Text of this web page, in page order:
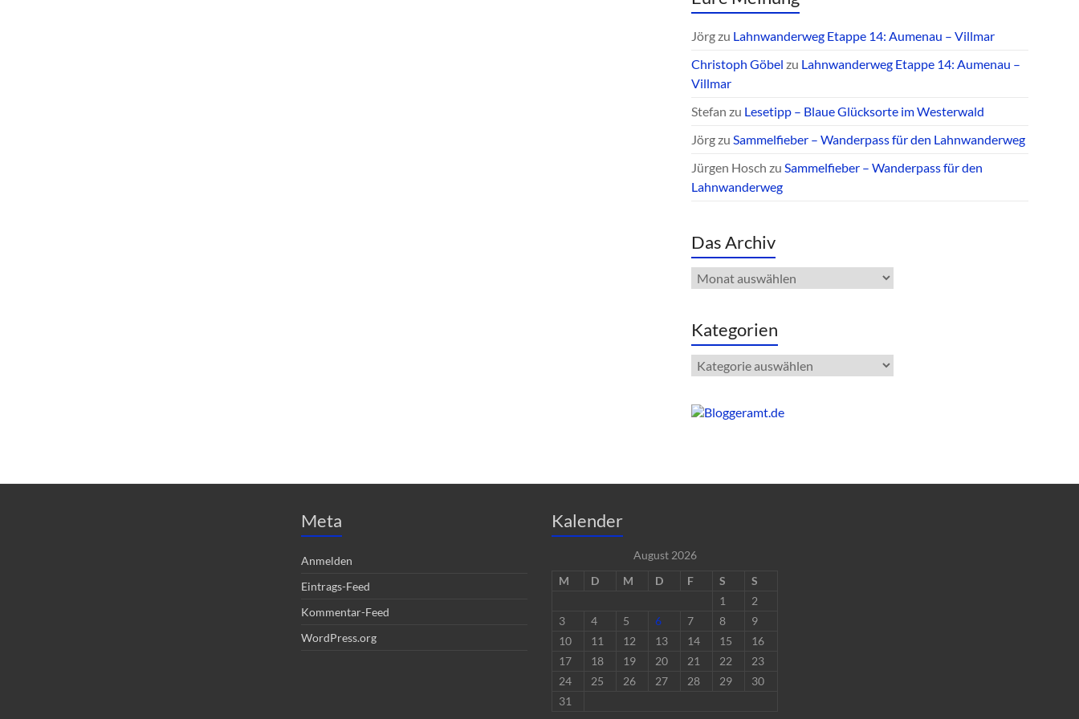
Jörgzu Lahnwanderweg Etappe 14: Aumenau – Villmar
Christoph Göbel zu Lahnwanderweg Etappe 14: Aumenau –
Villmar
Stefan zu Lesetipp – Blaue Glücksorte im Westerwald
Jörgzu Sammelfieber – Wanderpass für den Lahnwanderweg
Jürgen Hosch zu Sammelfieber – Wanderpass für den
Lahnwanderweg
Das Archiv
Das
Archiv
Kategorien
Kategorien
Meta
Anmelden
Eintrags-Feed
Kommentar-Feed
WordPress.org
Kalender
August 2026
M
D M D F S
S
1
2
3
4 5 6 7 8
9
10
11 12 13 14 15
16
17
18 19 20 21 22
23
24
25 26 27 28 29
30
31